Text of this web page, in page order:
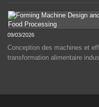
09/03/2026
Conception des machines et
transformation alimentaire